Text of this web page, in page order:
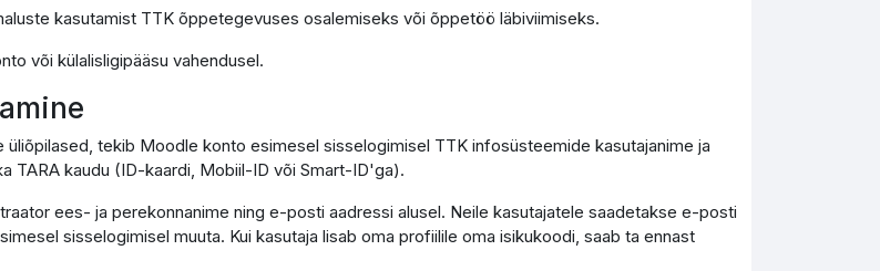
kasutamist TTK õppetegevuses osalemiseks või õppetöö läbiviimiseks.
või külalisligipääsu vahendusel.
üliõpilased, tekib Moodle konto esimesel sisselogimisel TTK infosüsteemide kasutajanime ja
TARA kaudu (ID-kaardi, Mobiil-ID või Smart-ID'ga).
ees- ja perekonnanime ning e-posti aadressi alusel. Neile kasutajatele saadetakse e-posti
sisselogimisel muuta. Kui kasutaja lisab oma profiilile oma isikukoodi, saab ta ennast